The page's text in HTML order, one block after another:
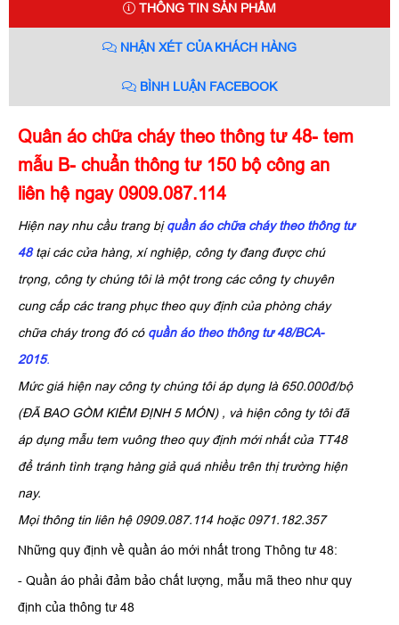
THÔNG TIN SẢN PHẨM
NHẬN XÉT CỦA KHÁCH HÀNG
BÌNH LUẬN FACEBOOK
Quân áo chữa cháy theo thông tư 48- tem
mẫu B- chuẩn thông tư 150 bộ công an
liên hệ ngay 0909.087.114
Hiện nay nhu cầu trang bịquần áo chữa cháy theo thông tư
48tại các cửa hàng, xí nghiệp, công ty đang được chú
trọng, công ty chúng tôi là một trong các công ty chuyên
cung cấp các trang phục theo quy định của phòng cháy
chữa cháy trong đó có quần áo theo thông tư 48/BCA-
2015.
Mức giá hiện nay công ty chúng tôi áp dụng là 650.000đ/bộ
(ĐÃ BAO GỒM KIỂM ĐỊNH 5 MÓN) , và hiện công ty tôi đã
áp dụng mẫu tem vuông theo quy định mới nhất của TT48
để tránh tình trạng hàng giả quá nhiều trên thị trường hiện
nay.
Mọi thông tin liên hệ 0909.087.114 hoặc 0971.182.357
Những quy định về quần áo mới nhất trong Thông tư 48:
- Quần áo phải đảm bảo chất lượng, mẫu mã theo như quy
định của thông tư 48